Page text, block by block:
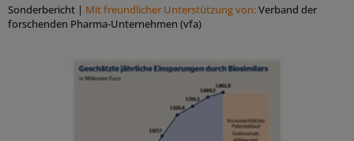
Sonderbericht | Mit freundlicher Unterstützung von:Verband der
forschenden Pharma-Unternehmen (vfa)